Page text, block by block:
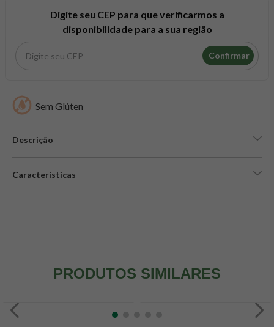
Digite seu CEP para que verificarmos a
disponibilidade para a sua região
Confirmar
Sem Glúten
Descrição
Características
PRODUTOS SIMILARES
psyllium